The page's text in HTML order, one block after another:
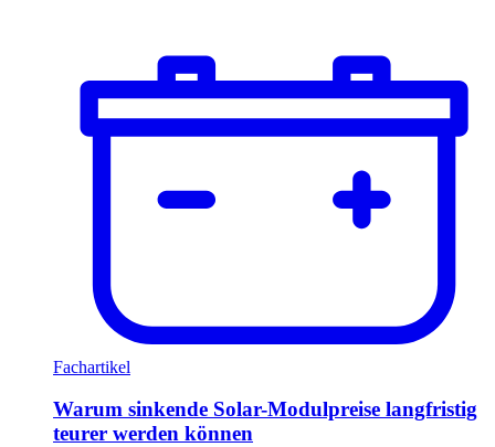
Fachartikel
Warum sinkende Solar-Modulpreise langfristig
teurer werden können